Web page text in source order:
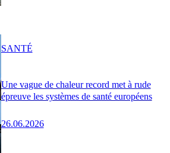
Une vague de chaleur record met à rude
épreuve les systèmes de santé européens
26.06.2026
SANTÉ